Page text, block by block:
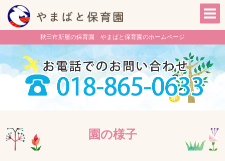
秋田市新屋の保育園 やまばと保育園のホームページ
園の様子